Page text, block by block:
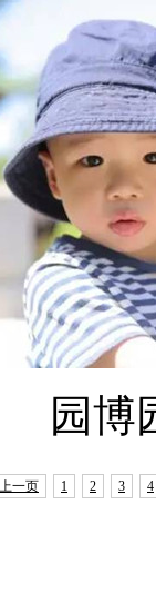
园博
一页 1 2 3 4